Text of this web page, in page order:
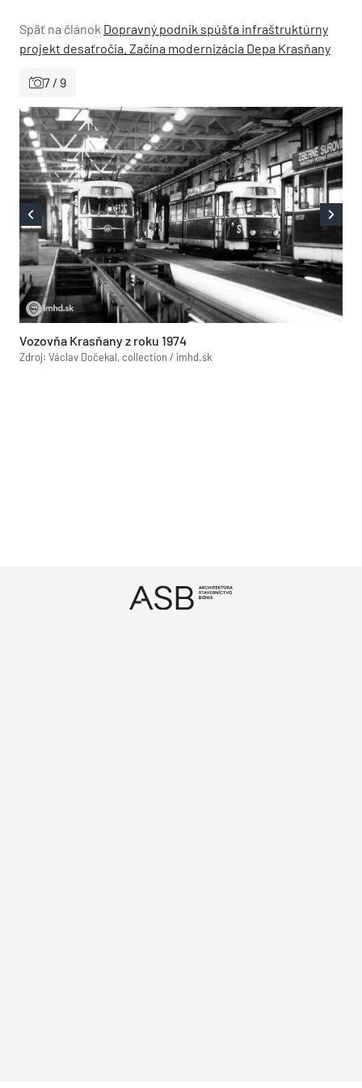
Späť na článok Dopravný podnik spúšťa infraštruktúrny
projekt desaťročia. Začína modernizácia Depa Krasňany
7 / 9
Vozovňa Krasňany z roku 1974
Zdroj: Václav Dočekal, collection / imhd.sk